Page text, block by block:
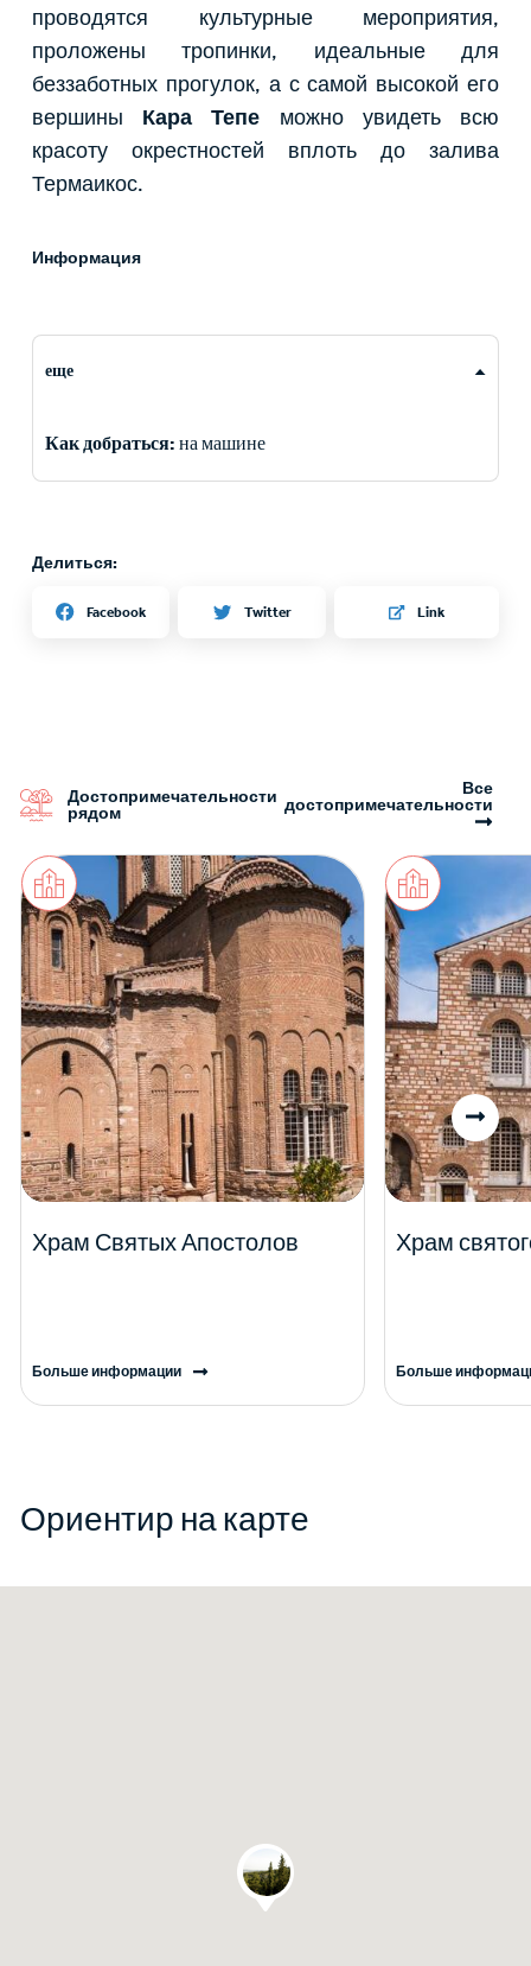
проводятся культурные мероприятия,
проложены тропинки, идеальные для
беззаботных прогулок, а с самой высокой его
вершины Кара Тепе можно увидеть всю
красоту окрестностей вплоть до залива
Термаикос.
Информация
еще
Как добраться: на машине
Делиться:
Facebook Twitter Link
Достопримечательности
рядом
Все
достопримечательности
Храм Святых Апостолов
Больше информации
Храм
Больше
Ориентир на карте